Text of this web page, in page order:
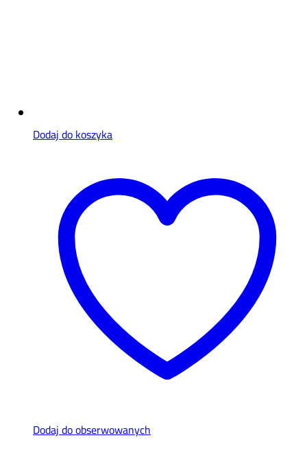
Dodaj do koszyka
Dodaj do obserwowanych